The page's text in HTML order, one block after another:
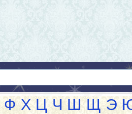
Ф Х Ц Ч Ш Щ Э